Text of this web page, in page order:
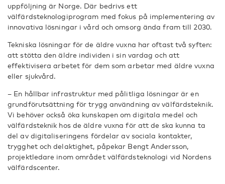
uppföljning är Norge. Där bedrivs ett
välfärdsteknologiprogram med fokus på implementering av
innovativa lösningar i vård och omsorg ända fram till 2030.
Tekniska lösningar för de äldre vuxna har oftast två syften:
att stötta den äldre individen i sin vardag och att
effektivisera arbetet för dem som arbetar med äldre vuxna
eller sjukvård.
– En hållbar infrastruktur med pålitliga lösningar är en
grundförutsättning för trygg användning av välfärdsteknik.
Vi behöver också öka kunskapen om digitala medel och
välfärdsteknik hos de äldre vuxna för att de ska kunna ta
del av digitaliseringens fördelar av sociala kontakter,
trygghet och delaktighet, påpekar Bengt Andersson,
projektledare inom området välfärdsteknologi vid Nordens
välfärdscenter.